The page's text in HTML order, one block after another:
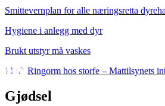
Smittevernplan for alle næringsretta
Hygiene i anlegg med dyr
Brukt utstyr må vaskes
Ringorm hos storfe – Mattilsynets
Gjødsel